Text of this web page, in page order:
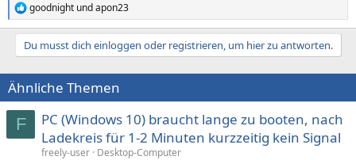
R
e
a
i
o
n
e
n
:
goodnight undapon23
Du musst dich einloggen oder registrieren, um hier zu antworten.
Ähnliche Themen
F
PC (Windows 10) braucht lange zu booten, nach
Ladekreis für 1-2 Minuten kurzzeitig kein Signal
freely-user Desktop-Computer